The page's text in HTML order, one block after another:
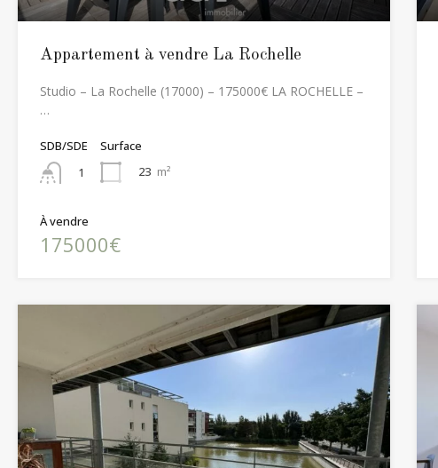
Appartement à vendre La Rochelle
Studio – La Rochelle (17000) – 175000€ LA ROCHELLE –
…
SDB/SDE
1
Surface
23 m²
À vendre
175000€